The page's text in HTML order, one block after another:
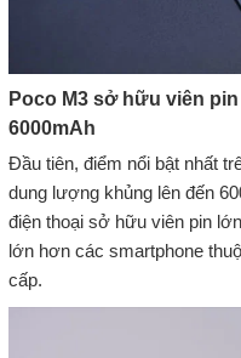
Poco M3 sở hữu viên
6000mAh
Đầu tiên, điểm nổi bật nhất
dung lượng khủng lên đến
điện thoại sở hữu viên pin
lớn hơn các smartphone
cấp.